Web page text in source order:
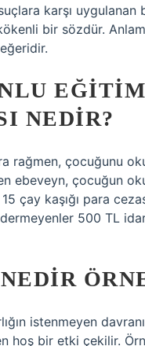
karşı uygulanan
bir sözdür.
EĞITIM
NEDIR?
rağmen, çocuğunu
ebeveyn, çocuğun
çay kaşığı para
500 TL
istenmeyen
hoş bir etki çekilir.